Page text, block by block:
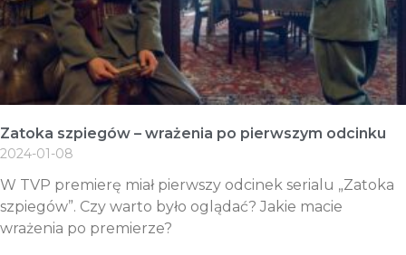
Zatoka szpiegów – wrażenia po pierwszym odcinku
2024-01-08
W TVP premierę miał pierwszy odcinek serialu „Zatoka
szpiegów”. Czy warto było oglądać? Jakie macie
wrażenia po premierze?